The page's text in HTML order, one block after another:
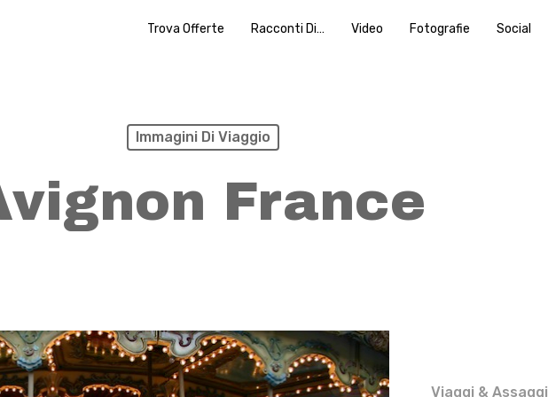
Trova Offerte Racconti Di… Video Fotografie Social
Immagini Di Viaggio
France
Viaggi & Assaggi